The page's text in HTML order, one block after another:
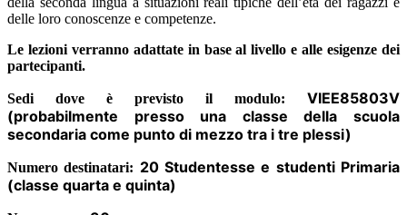
delle loro conoscenze e competenze.
Le lezioni verranno adattate in base al livello e alle esigenze dei
partecipanti.
Sedi dove è previsto il modulo: VIEE85803V
(probabilmente presso una classe della scuola
secondaria come punto di mezzo tra i tre plessi)
Numero destinatari: 20 Studentesse e studenti Primaria
(classe quarta e quinta)